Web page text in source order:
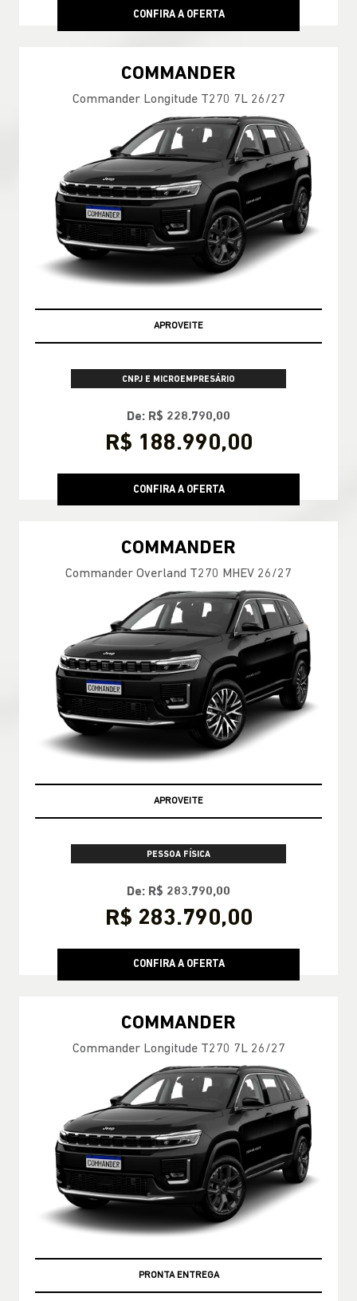
CONFIRA A OFERTA
COMMANDER
Commander Longitude T270 7L 26/27
APROVEITE
CNPJ E MICROEMPRESÁRIO
De: R$ 228.790,00
R$ 188.990,00
CONFIRA A OFERTA
COMMANDER
Commander Overland T270 MHEV 26/27
APROVEITE
PESSOA FÍSICA
De: R$ 283.790,00
R$ 283.790,00
CONFIRA A OFERTA
COMMANDER
Commander Longitude T270 7L 26/27
PRONTA ENTREGA